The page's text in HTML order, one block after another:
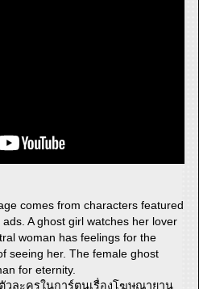
comes from characters featured
A ghost girl watches her lover
woman has feelings for the
seeing her. The female ghost
for eternity.
วละครในการ์ตูนเรื่องโฆษณายาน